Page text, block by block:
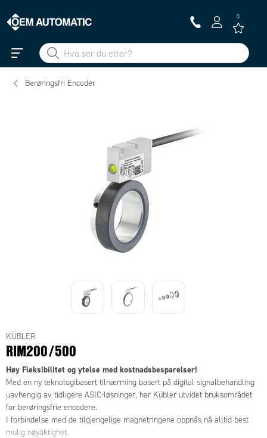
0
Berøringsfri Encoder
KÜBLER
RIM200/500
Høy Fleksibilitet og ytelse med kostnadsbesparelser!
Med en ny teknologibasert tilnærming basert på digital signalbehandling
uavhengig av tidligere ASIC-løsninger, har Kübler utvidet bruksområdet
for berøringsfrie encodere.
I forbindelse med de tilgjengelige magnetringene oppnås nå alltid best
mulig nøyaktighet.